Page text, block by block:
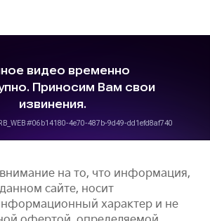
на то, что информация,
сайте, носит
характер и не